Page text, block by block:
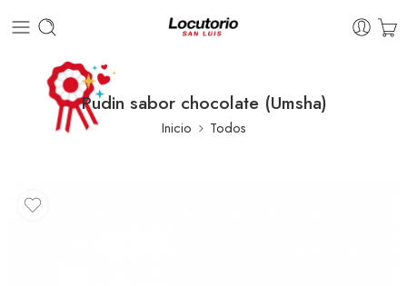
Pudin sabor chocolate (Umsha)
Inicio Todos